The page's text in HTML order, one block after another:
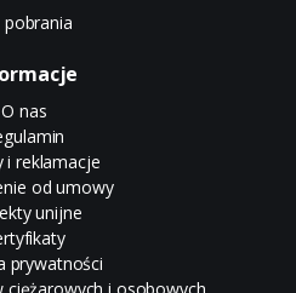
O nas
i reklamacje
od umowy
unijne
prywatności